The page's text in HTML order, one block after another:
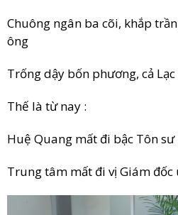
Chuông ngân ba cõi, khắp
ông
Trống dậy bốn phương, cả
Thế là từ nay :
Huệ Quang mất đi bậc Tôn sư
Trung tâm mất đi vị Giám đốc